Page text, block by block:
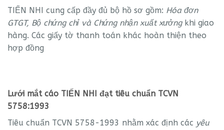
TIẾN NHI cung cấp đầy đủ bộ hồ sơ gồm: Hóa đơn
GTGT, Bộ chứng chỉ và Chứng nhận xuất xưởngkhi giao
hàng. Các giấy tờ thanh toán khác hoàn thiện theo
hợp đồng
Lưới mắt cáo TIẾN NHI đạt tiêu chuẩn TCVN
5758:1993
Tiêu chuẩn TCVN 5758-1993 nhằm xác định các yêu